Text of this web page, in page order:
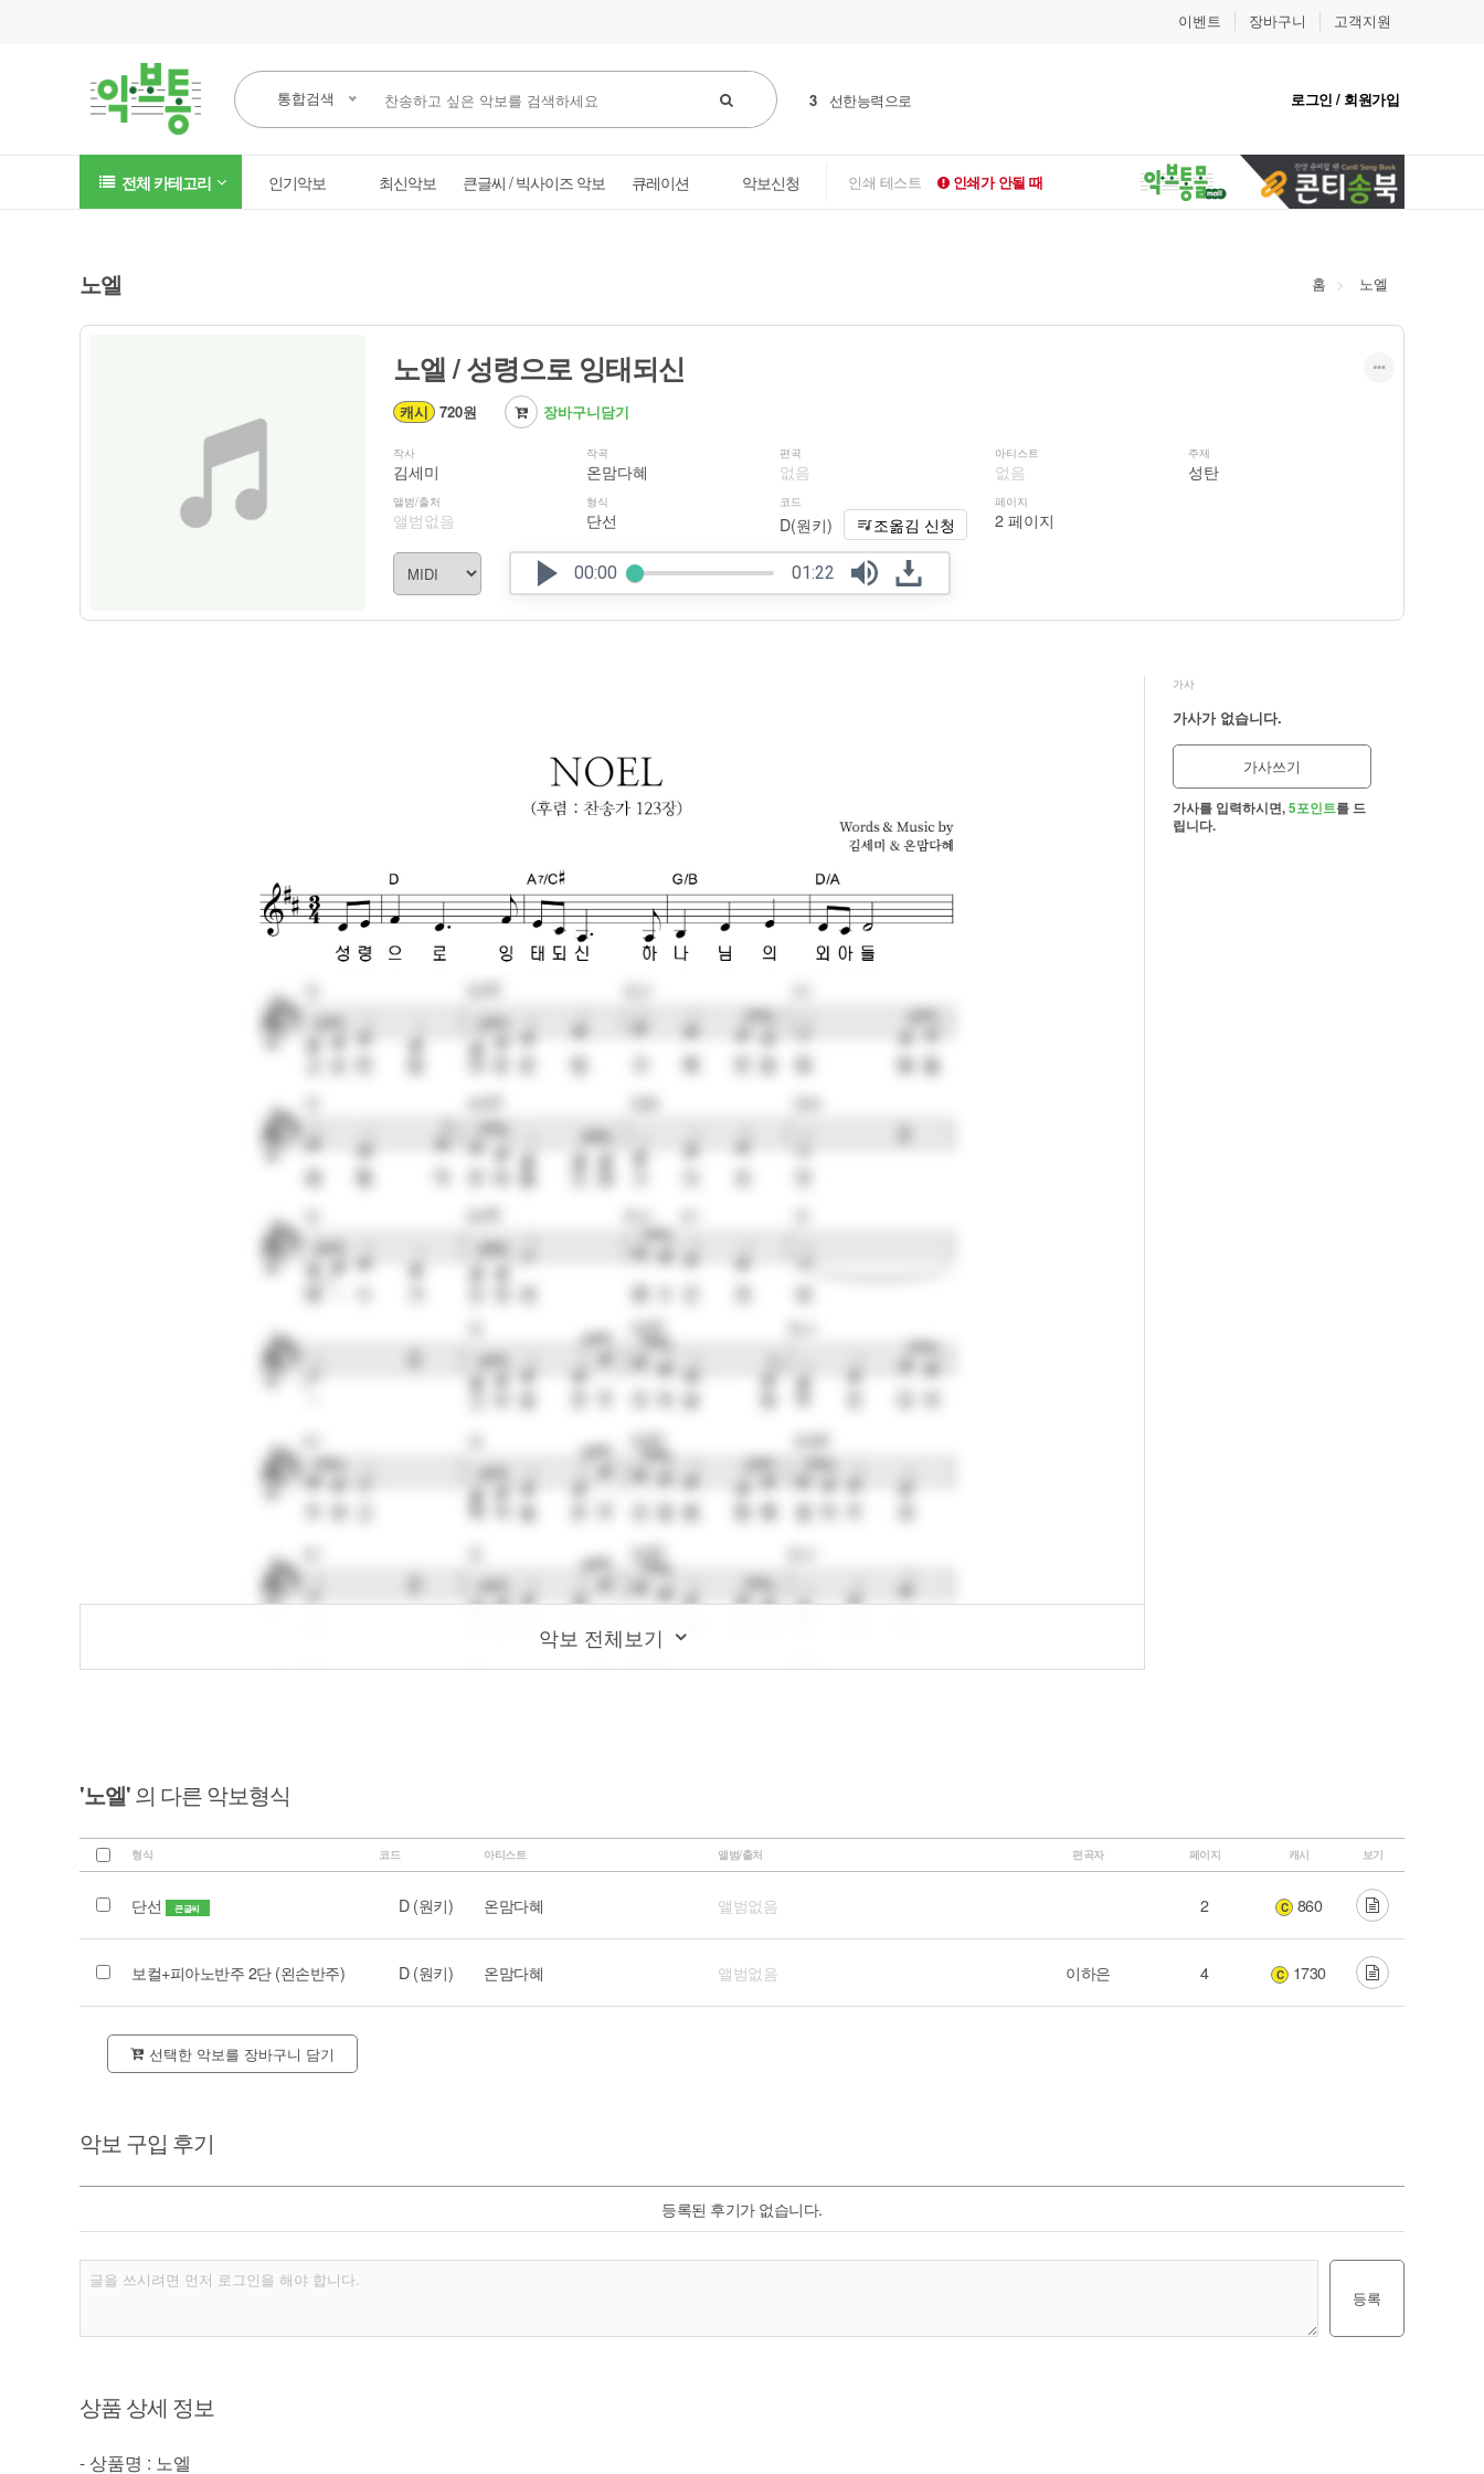
이벤트 장바구니 고객지원
통합검색 3 선한능력으로 로그인 / 회원가입
전체 카테고리 인기악보 최신악보 큰글씨 / 빅사이즈 악보 큐레이션 악보신청 인쇄 테스트 인쇄가 안될 때
노엘 홈 노엘
노엘 / 성령으로 잉태되신
캐시 720원 장바구니담기
작사
김세미
앨범/출처
앨범없음
작곡
온맘다혜
형식
단선
편곡
없음
코드
D(원키) 조옮김 신청
아티스트
없음
페이지
2 페이지
주제
성탄
00:00 01:22
악보 전체보기
가사
가사가 없습니다.
가사쓰기
가사를 입력하시면,5포인트를 드
립니다.
'노엘'의 다른 악보형식
형식 코드 아티스트 앨범/출처 편곡자 페이지 캐시 보기
단선 큰글씨 D (원키) 온맘다혜 앨범없음 2 C 860
보컬+피아노반주 2단 (왼손반주) D (원키) 온맘다혜 앨범없음 이하은 4 C 1730
선택한 악보를 장바구니 담기
악보 구입 후기
등록된 후기가 없습니다.
상품 상세 정보
- 상품명 : 노엘